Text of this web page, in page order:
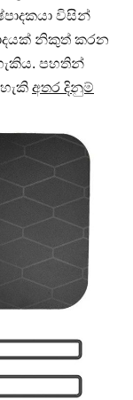
විසින්
නිකුත් කරන
පහතින්
අතර දිනුම්